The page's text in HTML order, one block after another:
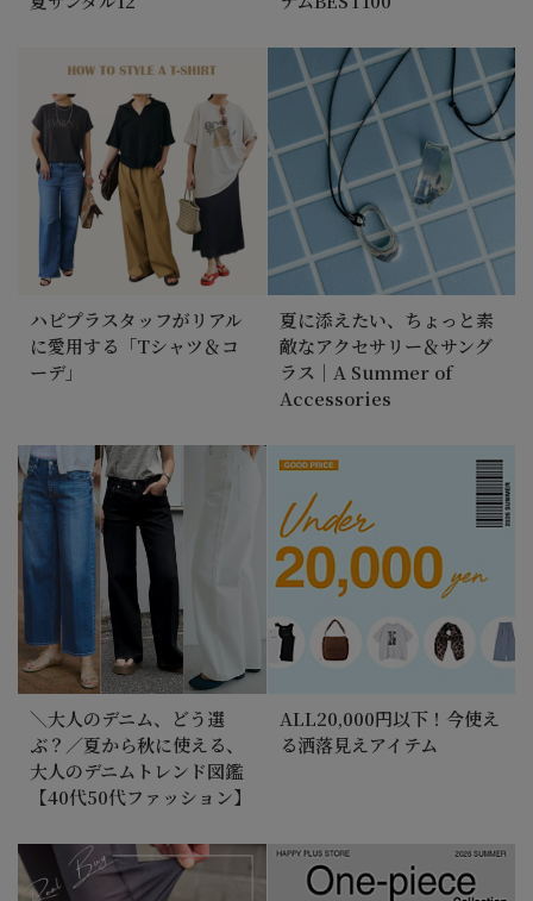
ハピプラスタッフがリアル
に愛用する「Tシャツ＆コ
ーデ」
夏に添えたい、ちょっと素
敵なアクセサリー＆サング
ラス｜A Summer of
Accessories
＼大人のデニム、どう選
ぶ？／夏から秋に使える、
大人のデニムトレンド図鑑
【40代50代ファッション】
ALL20,000円以下！今使え
る洒落見えアイテム